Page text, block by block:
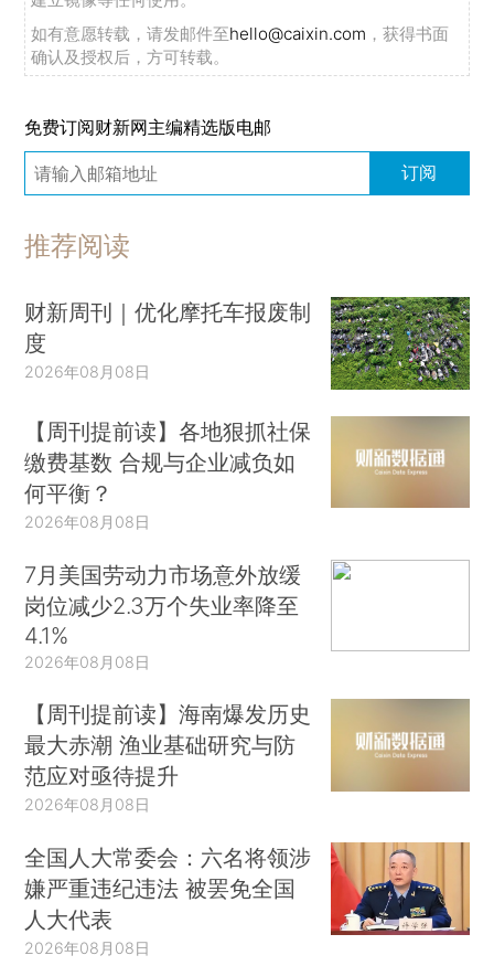
如有意愿转载，请发邮件至hello@caixin.com ，获得书面
确认及授权后，方可转载。
免费订阅财新网主编精选版电邮
订阅
推荐阅读
财新周刊｜优化摩托车报废制
度
2026年08月08日
【周刊提前读】各地狠抓社保
缴费基数 合规与企业减负如
何平衡？
2026年08月08日
7月美国劳动力市场意外放缓
岗位减少2.3万个失业率降至
4.1%
2026年08月08日
【周刊提前读】海南爆发历史
最大赤潮 渔业基础研究与防
范应对亟待提升
2026年08月08日
全国人大常委会：六名将领涉
嫌严重违纪违法 被罢免全国
人大代表
2026年08月08日